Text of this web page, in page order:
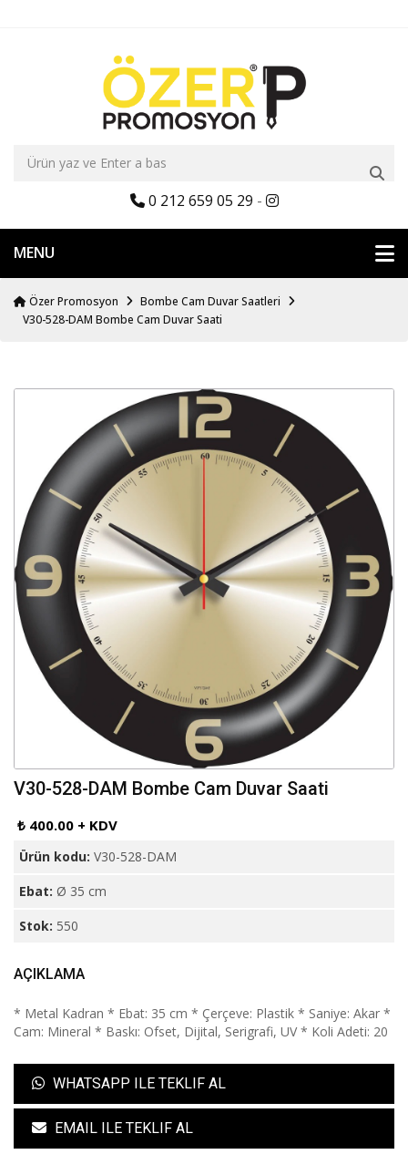
0 212 659 05 29 -
MENU
Özer Promosyon
Bombe Cam Duvar Saatleri
V30-528-DAM Bombe Cam Duvar Saati
V30-528-DAM Bombe Cam Duvar Saati
₺ 400.00 + KDV
Ürün kodu: V30-528-DAM
Ebat: Ø 35 cm
Stok: 550
AÇIKLAMA
* Metal Kadran * Ebat: 35 cm * Çerçeve: Plastik * Saniye: Akar *
Cam: Mineral * Baskı: Ofset, Dijital, Serigrafi, UV * Koli Adeti: 20
WHATSAPP ILE TEKLIF AL
EMAIL ILE TEKLIF AL